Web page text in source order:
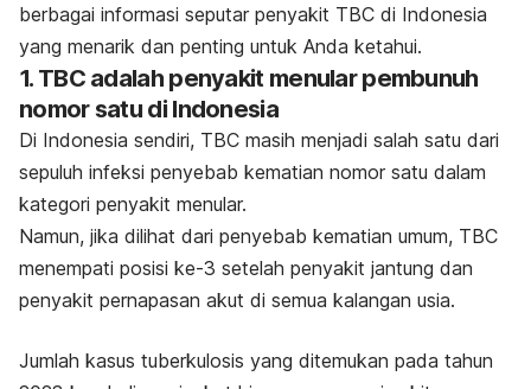
berbagai informasi seputar penyakit TBC di Indonesia
yang menarik dan penting untuk Anda ketahui.
1. TBC adalah penyakit menular pembunuh
nomor satu di Indonesia
Di Indonesia sendiri, TBC masih menjadi salah satu dari
sepuluh infeksi penyebab kematian nomor satu dalam
kategori penyakit menular.
Namun, jika dilihat dari penyebab kematian umum, TBC
menempati posisi ke-3 setelah penyakit jantung dan
penyakit pernapasan akut di semua kalangan usia.
Jumlah kasus tuberkulosis yang ditemukan pada tahun